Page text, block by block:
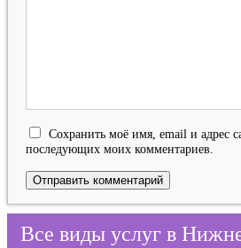
Сохранить моё имя, email и адрес
последующих моих комментариев.
Все виды услуг в